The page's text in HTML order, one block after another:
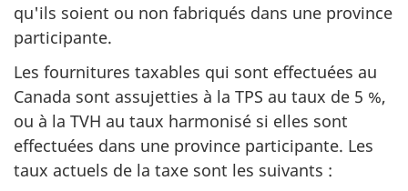
qu'ils soient ou non fabriqués dans une province
participante.
Les fournitures taxables qui sont effectuées au
Canada sont assujetties à la TPS au taux de 5 %,
ou à la TVH au taux harmonisé si elles sont
effectuées dans une province participante. Les
taux actuels de la taxe sont les suivants :